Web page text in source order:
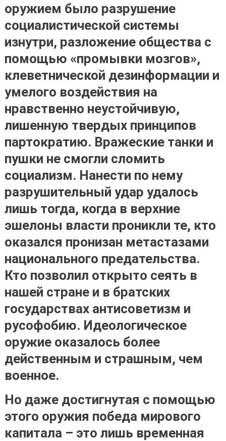
оружием было разрушение
социалистической системы
изнутри, разложение общества с
помощью «промывки мозгов»,
клеветнической дезинформации и
умелого воздействия на
нравственно неустойчивую,
лишенную твердых принципов
партократию. Вражеские танки и
пушки не смогли сломить
социализм. Нанести по нему
разрушительный удар удалось
лишь тогда, когда в верхние
эшелоны власти проникли те, кто
оказался пронизан метастазами
национального предательства.
Кто позволил открыто сеять в
нашей стране и в братских
государствах антисоветизм и
русофобию. Идеологическое
оружие оказалось более
действенным и страшным, чем
военное.
Но даже достигнутая с помощью
этого оружия победа мирового
капитала – это лишь временная